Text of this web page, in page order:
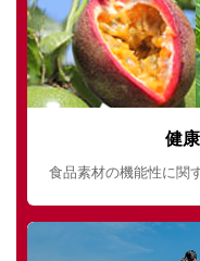
健
食品素材の機能性に関